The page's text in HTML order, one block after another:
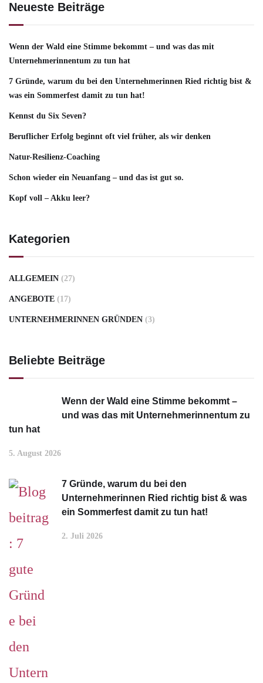
Neueste Beiträge
Wenn der Wald eine Stimme bekommt – und was das mit
Unternehmerinnentum zu tun hat
7 Gründe, warum du bei den Unternehmerinnen Ried richtig bist &
was ein Sommerfest damit zu tun hat!
Kennst du Six Seven?
Beruflicher Erfolg beginnt oft viel früher, als wir denken
Natur-Resilienz-Coaching
Schon wieder ein Neuanfang – und das ist gut so.
Kopf voll – Akku leer?
Kategorien
ALLGEMEIN (27)
ANGEBOTE (17)
UNTERNEHMERINNEN GRÜNDEN (3)
Beliebte Beiträge
Wenn der Wald eine Stimme bekommt –
und was das mit Unternehmerinnentum zu
tun hat
5. August 2026
7 Gründe, warum du bei den
Unternehmerinnen Ried richtig bist & was
ein Sommerfest damit zu tun hat!
2. Juli 2026